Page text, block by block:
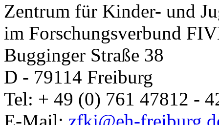
Zentrum für Kinder- und
im Forschungsverbund
Bugginger Straße 38
D - 79114 Freiburg
Tel: + 49 (0) 761 47812 -